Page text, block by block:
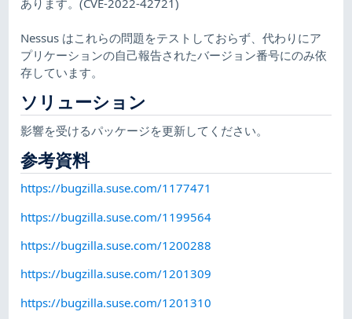
Nessus はこれらの問題をテストしておらず、代わりにア
プリケーションの自己報告されたバージョン番号にのみ依
存しています。
ソリューション
影響を受けるパッケージを更新してください。
参考資料
https://bugzilla.suse.com/1177471
https://bugzilla.suse.com/1199564
https://bugzilla.suse.com/1200288
https://bugzilla.suse.com/1201309
https://bugzilla.suse.com/1201310